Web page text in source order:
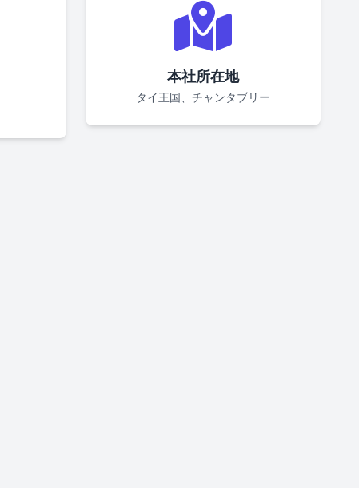
本社所在地
タイ王国、チャンタブリー